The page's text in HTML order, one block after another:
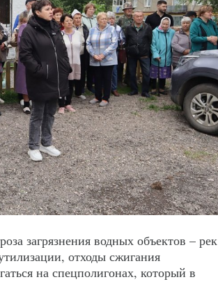
загрязнения водных объектов – рек
отходы сжигания
на спецполигонах, который в